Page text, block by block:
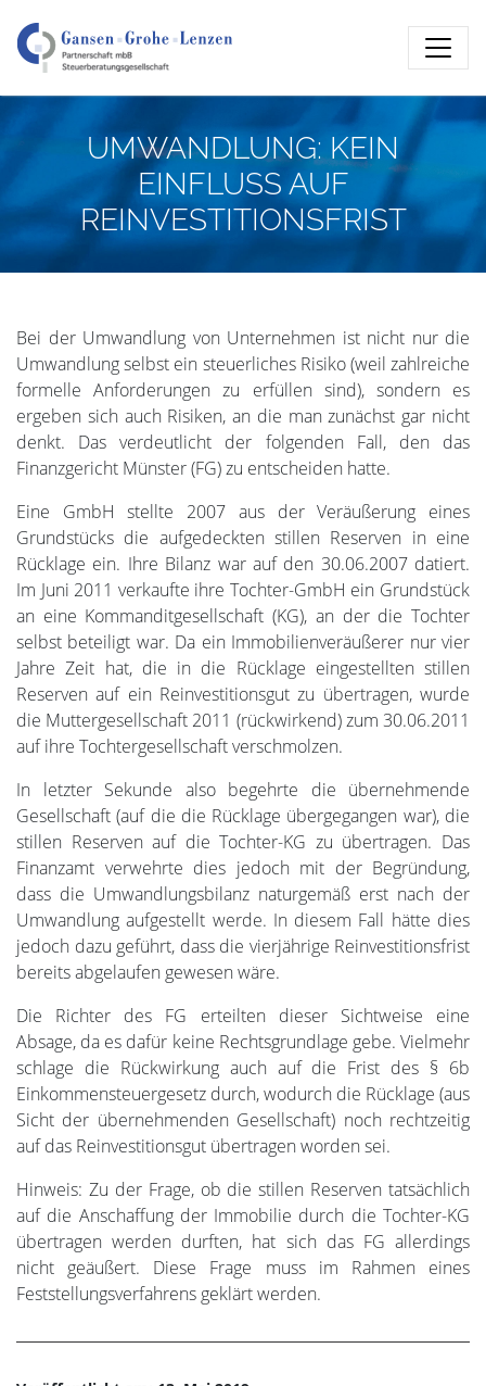
UMWANDLUNG: KEIN
EINFLUSS AUF
REINVESTITIONSFRIST
Bei der Umwandlung von Unternehmen ist nicht nur die
Umwandlung selbst ein steuerliches Risiko (weil zahlreiche
formelle Anforderungen zu erfüllen sind), sondern es
ergeben sich auch Risiken, an die man zunächst gar nicht
denkt. Das verdeutlicht der folgenden Fall, den das
Finanzgericht Münster (FG) zu entscheiden hatte.
Eine GmbH stellte 2007 aus der Veräußerung eines
Grundstücks die aufgedeckten stillen Reserven in eine
Rücklage ein. Ihre Bilanz war auf den 30.06.2007 datiert.
Im Juni 2011 verkaufte ihre Tochter-GmbH ein Grundstück
an eine Kommanditgesellschaft (KG), an der die Tochter
selbst beteiligt war. Da ein Immobilienveräußerer nur vier
Jahre Zeit hat, die in die Rücklage eingestellten stillen
Reserven auf ein Reinvestitionsgut zu übertragen, wurde
die Muttergesellschaft 2011 (rückwirkend) zum 30.06.2011
auf ihre Tochtergesellschaft verschmolzen.
In letzter Sekunde also begehrte die übernehmende
Gesellschaft (auf die die Rücklage übergegangen war), die
stillen Reserven auf die Tochter-KG zu übertragen. Das
Finanzamt verwehrte dies jedoch mit der Begründung,
dass die Umwandlungsbilanz naturgemäß erst nach der
Umwandlung aufgestellt werde. In diesem Fall hätte dies
jedoch dazu geführt, dass die vierjährige Reinvestitionsfrist
bereits abgelaufen gewesen wäre.
Die Richter des FG erteilten dieser Sichtweise eine
Absage, da es dafür keine Rechtsgrundlage gebe. Vielmehr
schlage die Rückwirkung auch auf die Frist des § 6b
Einkommensteuergesetz durch, wodurch die Rücklage (aus
Sicht der übernehmenden Gesellschaft) noch rechtzeitig
auf das Reinvestitionsgut übertragen worden sei.
Hinweis: Zu der Frage, ob die stillen Reserven tatsächlich
auf die Anschaffung der Immobilie durch die Tochter-KG
übertragen werden durften, hat sich das FG allerdings
nicht geäußert. Diese Frage muss im Rahmen eines
Feststellungsverfahrens geklärt werden.